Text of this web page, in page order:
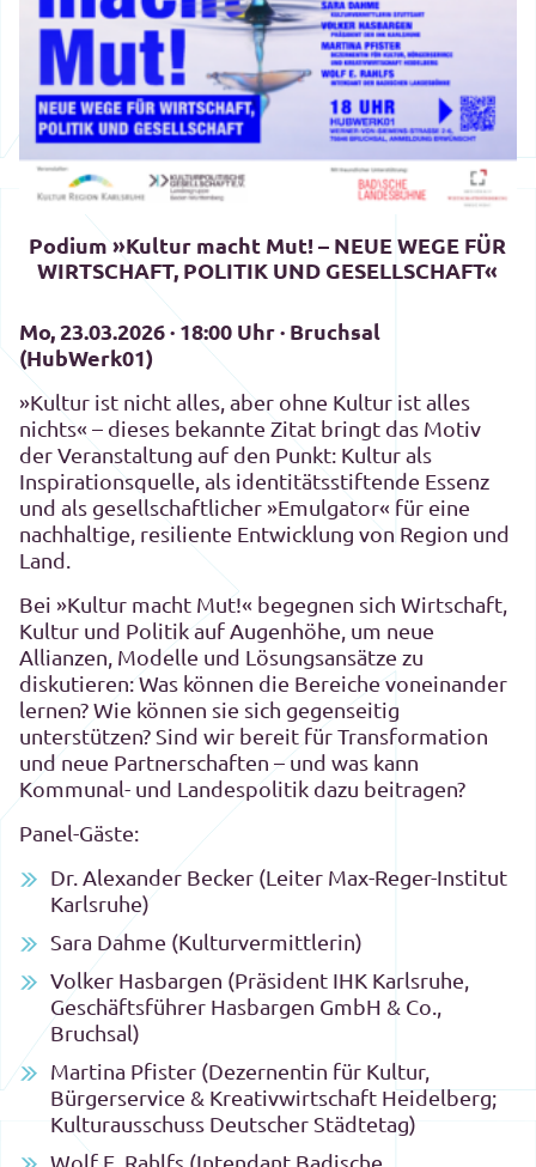
Podium »Kultur macht Mut! – NEUE WEGE FÜR
WIRTSCHAFT, POLITIK UND GESELLSCHAFT«
Mo, 23.03.2026 · 18:00 Uhr · Bruchsal
(HubWerk01)
»Kultur ist nicht alles, aber ohne Kultur ist alles
nichts« – dieses bekannte Zitat bringt das Motiv
der Veranstaltung auf den Punkt: Kultur als
Inspirationsquelle, als identitätsstiftende Essenz
und als gesellschaftlicher »Emulgator« für eine
nachhaltige, resiliente Entwicklung von Region und
Land.
Bei »Kultur macht Mut!« begegnen sich Wirtschaft,
Kultur und Politik auf Augenhöhe, um neue
Allianzen, Modelle und Lösungsansätze zu
diskutieren: Was können die Bereiche voneinander
lernen? Wie können sie sich gegenseitig
unterstützen? Sind wir bereit für Transformation
und neue Partnerschaften – und was kann
Kommunal- und Landespolitik dazu beitragen?
Panel-Gäste:
Dr. Alexander Becker (Leiter Max-Reger-Institut
Karlsruhe)
Sara Dahme (Kulturvermittlerin)
Volker Hasbargen (Präsident IHK Karlsruhe,
Geschäftsführer Hasbargen GmbH & Co.,
Bruchsal)
Martina Pfister (Dezernentin für Kultur,
Bürgerservice & Kreativwirtschaft Heidelberg;
Kulturausschuss Deutscher Städtetag)
Wolf E. Rahlfs (Intendant Badische